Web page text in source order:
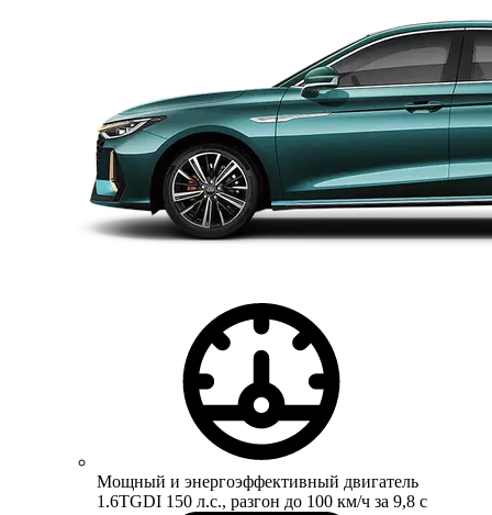
Мощный и энергоэффективный двигатель
1.6TGDI 150 л.с., разгон до 100 км/ч за 9,8 с